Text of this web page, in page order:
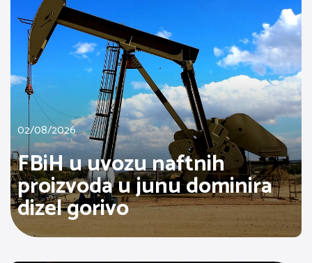
02/08/2026
FBiH u uvozu naftnih
proizvoda u junu dominira
dizel gorivo